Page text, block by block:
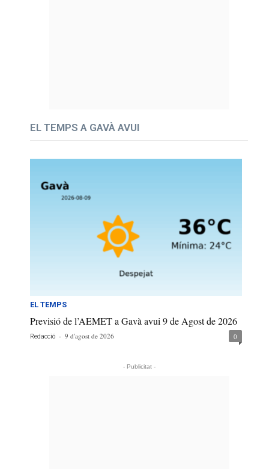
EL TEMPS A GAVÀ AVUI
EL TEMPS
Previsió de l’AEMET a Gavà avui 9 de Agost de 2026
Redacció - 9 d'agost de 2026 0
- Publicitat -